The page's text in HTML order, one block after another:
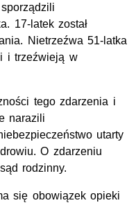
17-latek został
Nietrzeźwa 51-latka
i trzeźwieją w
tego zdarzenia i
narazili
utarty
O zdarzeniu
rodzinny.
się obowiązek opieki